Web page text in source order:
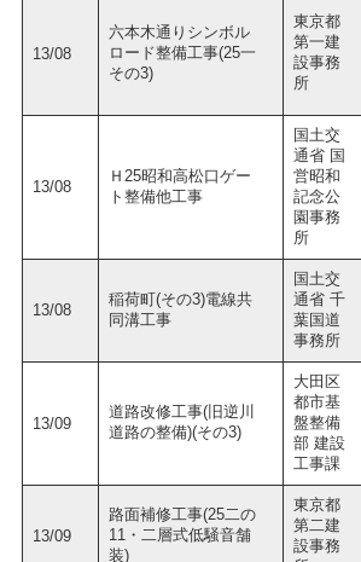
13/08
六本木通りシンボル
ロード整備工事(25一
その3)
東京都
第一建
設事務
所
13/08
Ｈ25昭和高松口ゲー
ト整備他工事
国土交
通省 国
営昭和
記念公
園事務
所
13/08
稲荷町(その3)電線共
同溝工事
国土交
通省 千
葉国道
事務所
13/09
道路改修工事(旧逆川
道路の整備)(その3)
大田区
都市基
盤整備
部 建設
工事課
13/09
路面補修工事(25二の
11・二層式低騒音舗
装)
東京都
第二建
設事務